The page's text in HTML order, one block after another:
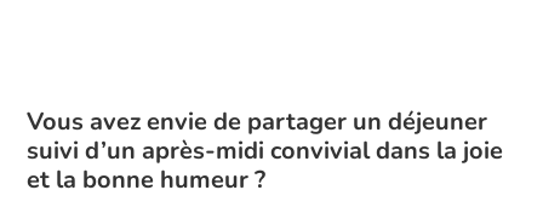
Vous avez envie de partager un déjeuner
suivi d’un après-midi convivial dans la joie
et la bonne humeur ?